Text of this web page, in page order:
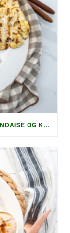
LAVKARBO GRILLET LAKS MED HOLLANDAISE OG KREMET AGURKSALAT